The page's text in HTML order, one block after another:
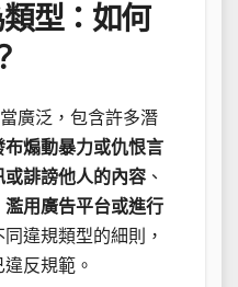
型：如何
廣泛，包含許多潛
布煽動暴力或仇恨言
或誹謗他人的內容 、
濫用廣告平台或進行
違規類型的細則，
反規範。